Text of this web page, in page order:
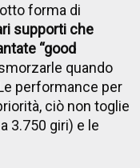
forma di
supporti che
“good
quando
performance per
ciò non toglie
3.750 giri) e le